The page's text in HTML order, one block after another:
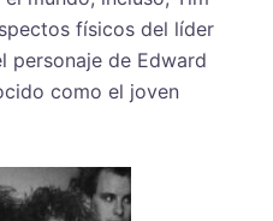
físicos del líder
personaje de Edward
como el joven